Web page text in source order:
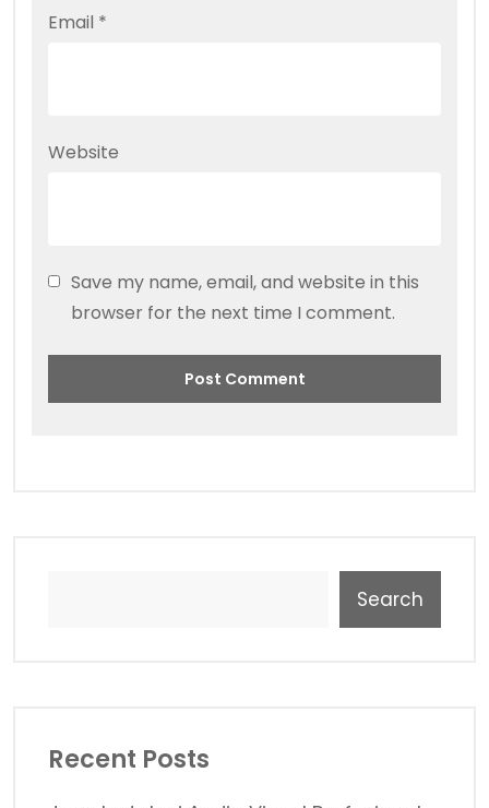
Email *
Website
Save my name, email, and website in this
browser for the next time I comment.
Search
Recent Posts